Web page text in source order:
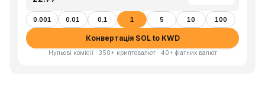
0.001 0.01 0.1 1 5 10 100
Конвертація SOL to KWD
Нульові комісії · 350+ криптовалют · 40+ фіатних валют